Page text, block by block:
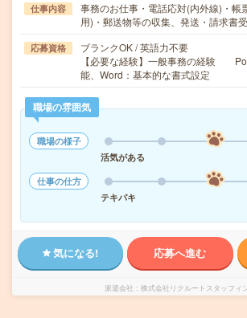
仕事内容
事務のお仕事・電話応対(内外線)・帳
用)・郵送物等の収集、発送・請求書
応募資格
ブランクOK / 英語力不要
【必要な経験】一般事務の経験
能、Word：基本的な書式設定
職場の雰囲気
職場の様子
活気がある
仕事の仕方
テキパキ
気になる! 応募へ進む
派遣会社 株式会社リクルートスタッフィ